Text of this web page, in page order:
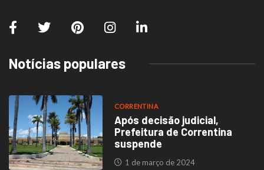
Notícias populares
CORRENTINA
Após decisão judicial,
Prefeitura de Correntina
suspende
1 de março de 2024